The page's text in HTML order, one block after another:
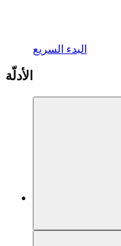
البدء السريع
الأدلّة